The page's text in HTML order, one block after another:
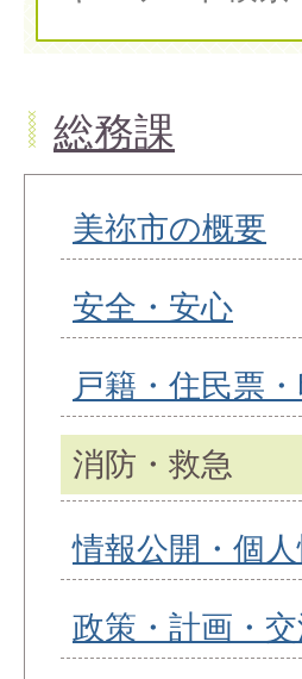
総務課
美祢市の概要
安全・安心
戸籍・住民票
消防・救急
情報公開・個
政策・計画・